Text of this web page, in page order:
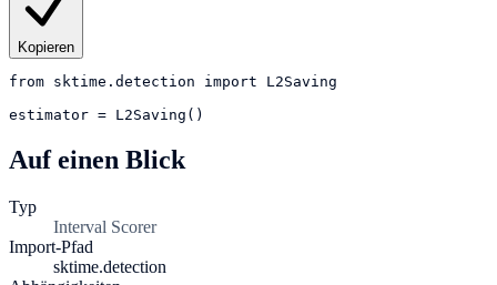
Kopieren
from sktime.detection import
L2Saving
estimator = L2Saving()
Auf einen Blick
Typ
Interval Scorer
Import-Pfad
sktime.detection